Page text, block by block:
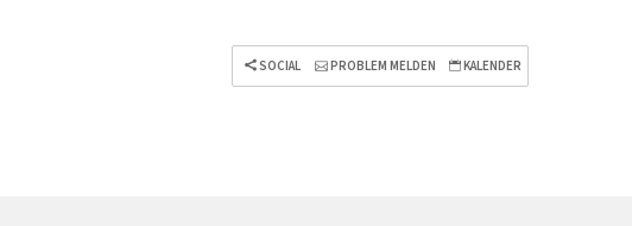
SOCIAL PROBLEM MELDEN KALENDER